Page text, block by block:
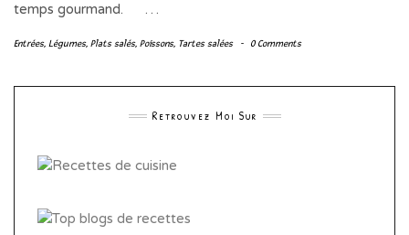
temps gourmand. …
Entrées, Légumes, Plats salés, Poissons, Tartes salées - 0 Comments
Retrouvez Moi Sur